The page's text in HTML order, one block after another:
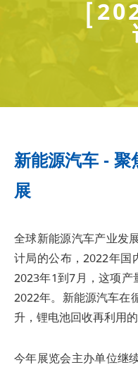
新能源汽车 - 聚
展
全球新能源汽车产业发
计局的公布，2022年国
2023年1到7月，这项产
2022年。新能源汽车在
升，锂电池回收再利用
今年展览会主办单位继